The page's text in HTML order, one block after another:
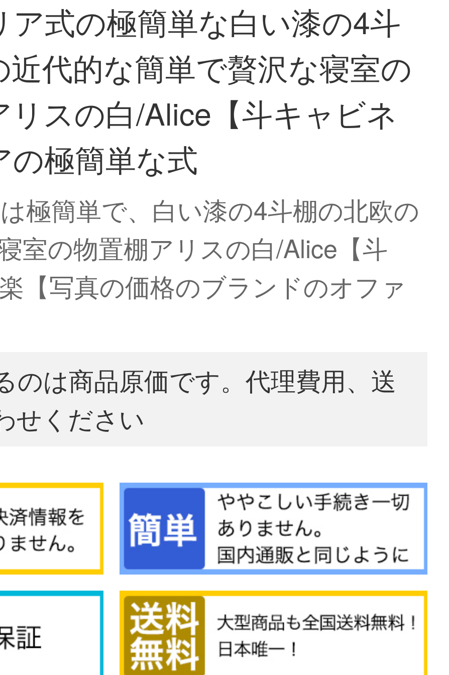
ア式の極簡単な白い漆の4斗
代的な簡単で贅沢な寝室の
スの白/Alice【斗キャビネ
の極簡単な式
極簡単で、白い漆の4斗棚の北欧の
室の物置棚アリスの白/Alice【斗
【写真の価格のブランドのオファ
のは商品原価です。代理費用、送
せください